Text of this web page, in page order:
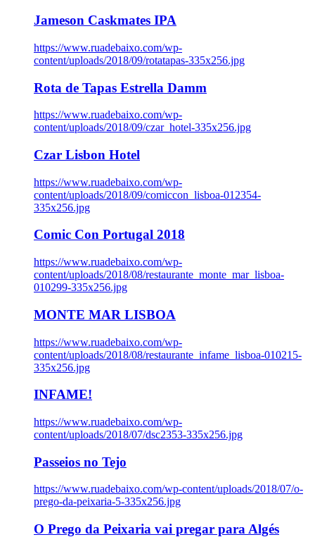
Jameson Caskmates IPA
https://www.ruadebaixo.com/wp-
content/uploads/2018/09/rotatapas-335x256.jpg
Rota de Tapas Estrella Damm
https://www.ruadebaixo.com/wp-
content/uploads/2018/09/czar_hotel-335x256.jpg
Czar Lisbon Hotel
https://www.ruadebaixo.com/wp-
content/uploads/2018/09/comiccon_lisboa-012354-
335x256.jpg
Comic Con Portugal 2018
https://www.ruadebaixo.com/wp-
content/uploads/2018/08/restaurante_monte_mar_lisboa-
010299-335x256.jpg
MONTE MAR LISBOA
https://www.ruadebaixo.com/wp-
content/uploads/2018/08/restaurante_infame_lisboa-010215-
335x256.jpg
INFAME!
https://www.ruadebaixo.com/wp-
content/uploads/2018/07/dsc2353-335x256.jpg
Passeios no Tejo
https://www.ruadebaixo.com/wp-content/uploads/2018/07/o-
prego-da-peixaria-5-335x256.jpg
O Prego da Peixaria vai pregar para Algés